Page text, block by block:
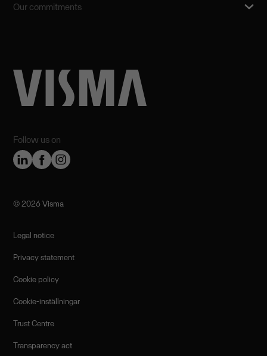
Follow us on
Our commitments
©️ 2026 Visma
Legal notice
Privacy statement
Cookie policy
Cookie-inställningar
Trust Centre
Transparency act